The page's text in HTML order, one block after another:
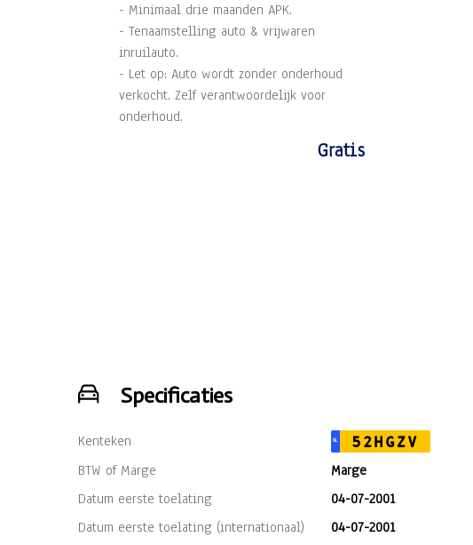
- Minimaal drie maanden APK.
- Tenaamstelling auto & vrijwaren
inruilauto.
- Let op: Auto wordt zonder onderhoud
verkocht. Zelf verantwoordelijk voor
onderhoud.
Gratis
Specificaties
Kenteken NL
52HGZV
BTW of Marge
Marge
Datum eerste toelating
04-07-2001
Datum eerste toelating (internationaal)
04-07-2001